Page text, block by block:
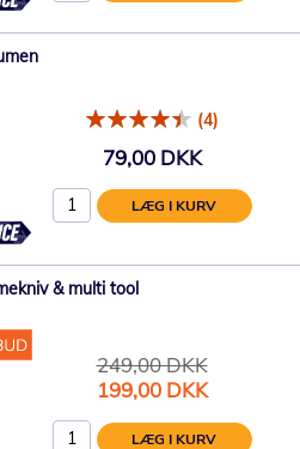
(4)
79,00 DKK
LÆG I KURV
& multi tool
249,00 DKK
Tilbudspris
199,00 DKK
LÆG I KURV